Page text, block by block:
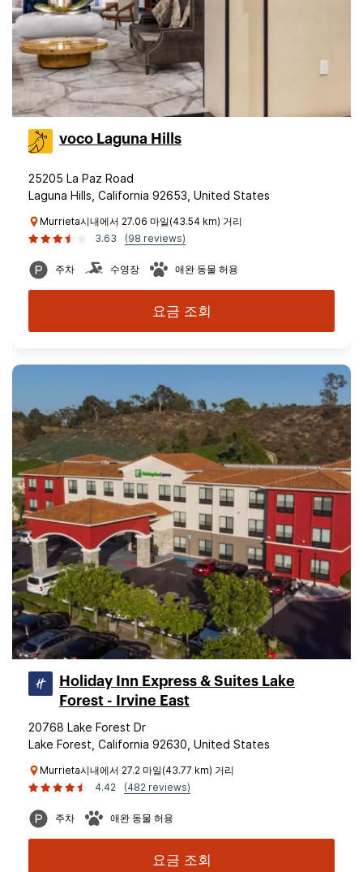
voco Laguna Hills
25205 La Paz Road
Laguna Hills, California 92653, United States
Murrieta시내에서 27.06 마일(43.54 km) 거리
3.63
(98 reviews)
주차 수영장 애완 동물 허용
요금 조회
Holiday Inn Express & Suites Lake
Forest - Irvine East
20768 Lake Forest Dr
Lake Forest, California 92630, United States
Murrieta시내에서 27.2 마일(43.77 km) 거리
4.42
(482 reviews)
주차 애완 동물 허용
요금 조회